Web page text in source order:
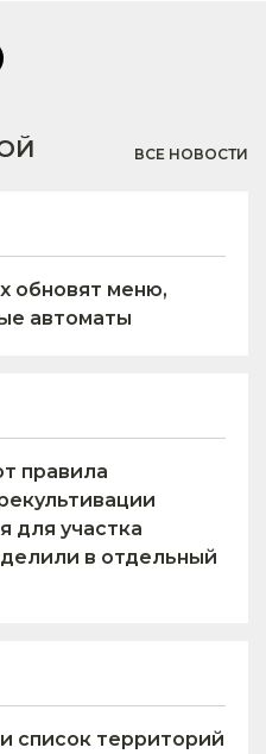
ВСЕ НОВОСТИ
обновят меню,
автоматы
правила
для участка
в отдельный
список территорий